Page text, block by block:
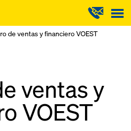
de ventas y financiero VOEST
ventas y
VOEST